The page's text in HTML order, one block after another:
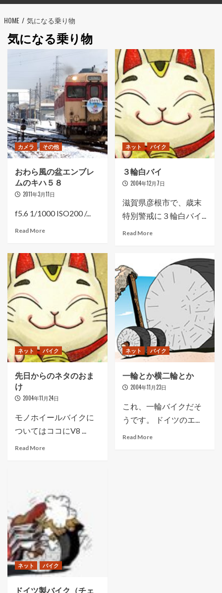
ン
メ
ニ
ュ
HOME 気になる乗り物
気になる乗り物
カメラ その他
おわら風の盆エンブレ
ムのキハ５８
2011年3月11日
f5.6 1/1000 ISO200 /...
Read More
ネット バイク
３輪白バイ
2004年12月7日
滋賀県彦根市で、歳末
特別警戒に３輪白バイ...
Read More
ネット バイク
先日からのネタのおま
け
2004年11月24日
モノホイールバイクに
ついてはココにV8 ...
Read More
ネット バイク
一輪とか横二輪とか
2004年11月23日
これ、一輪バイクだそ
うです。 ドイツのエ...
Read More
ネット バイク
ドイツ製バイク（チェ